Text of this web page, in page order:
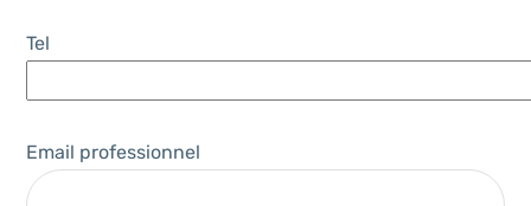
Tel
Email professionnel